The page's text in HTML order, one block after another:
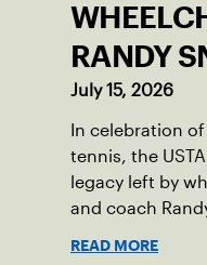
RANDY
July 15, 2026
In celebration
tennis, the
legacy left by
and coach
READ MORE